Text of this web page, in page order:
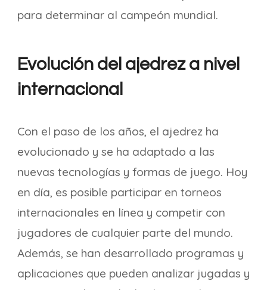
para determinar al campeón mundial.
Evolución del ajedrez a nivel
internacional
Con el paso de los años, el ajedrez ha
evolucionado y se ha adaptado a las
nuevas tecnologías y formas de juego. Hoy
en día, es posible participar en torneos
internacionales en línea y competir con
jugadores de cualquier parte del mundo.
Además, se han desarrollado programas y
aplicaciones que pueden analizar jugadas y